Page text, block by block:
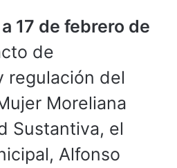
17 de febrero de
de
regulación del
Moreliana
Sustantiva, el
Alfonso